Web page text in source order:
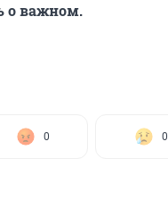
о важном.
0 0